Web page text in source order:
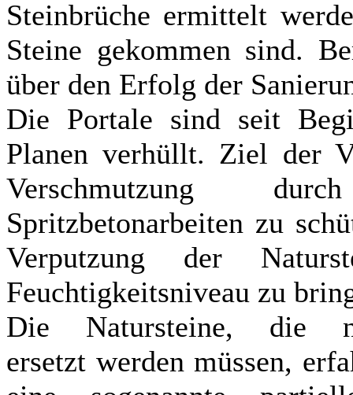
Steinbrüche ermittelt
Steine gekommen sind.
über den Erfolg der
Die Portale sind seit
Planen verhüllt. Ziel der
Verschmutzung
Spritzbetonarbeiten zu
Verputzung der
Feuchtigkeitsniveau zu
Die Natursteine, die
ersetzt werden müssen,